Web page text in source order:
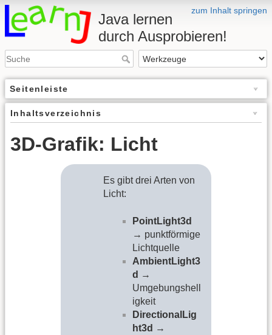
zum Inhalt springen
Java lernen
durch Ausprobieren!
Seitenleiste
Inhaltsverzeichnis
3D-Grafik: Licht
Es gibt drei Arten von
Licht:
PointLight3d
→ punktförmige
Lichtquelle
AmbientLight3
d →
Umgebungshell
igkeit
DirectionalLig
ht3d →